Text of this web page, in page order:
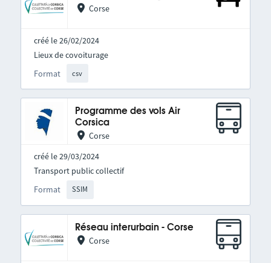
Corse
créé le 26/02/2024
Format csv
Lieux de covoiturage
Programme des vols Air
Corsica
Corse
créé le 29/03/2024
Format SSIM
Transport public collectif
Réseau interurbain - Corse
Corse